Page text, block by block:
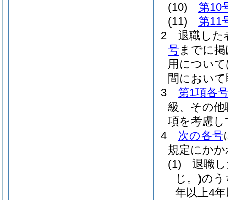
(10)
第10
(11)
第11
2
退職した
号までに
用につい
間におい
3
第1項各
級、その
項を考慮
4
次の各号
規定にか
(1)
退職
じ。)のう
年以上4